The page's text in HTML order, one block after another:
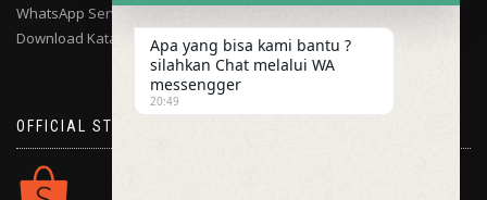
WhatsApp Service Center
Download Katalog
OFFICIAL STORE
Apa yang bisa kami bantu ?
silahkan Chat melalui WA
messengger
20:49